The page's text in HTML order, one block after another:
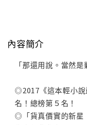
內容簡介
「那還用說。當然是
◎2017《這本輕小說
名！總榜第５名！
◎「貨真價實的新星